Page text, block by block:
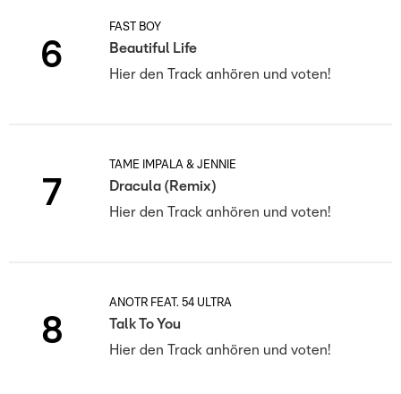
6
FAST BOY
Beautiful Life
Hier den Track anhören und voten!
7
TAME IMPALA & JENNIE
Dracula (Remix)
Hier den Track anhören und voten!
8
ANOTR FEAT. 54 ULTRA
Talk To You
Hier den Track anhören und voten!